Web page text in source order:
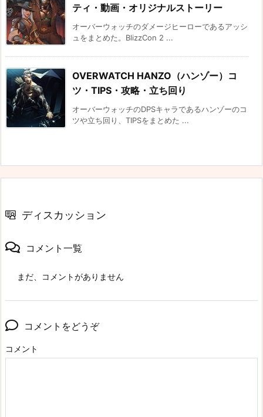
ティ・動画・オリジナルストーリー
オーバーウォッチのダメージヒーローであるアッシ
ュをまとめた。BlizzCon 2 ...
OVERWATCH HANZO（ハンゾー）コ
ツ・TIPS・攻略・立ち回り
オーバーウォッチのDPSキャラであるハンゾーのコ
ツや立ち回り、TIPSをまとめた ...
ディスカッション
コメント一覧
まだ、コメントがありません
コメントをどうぞ
コメント